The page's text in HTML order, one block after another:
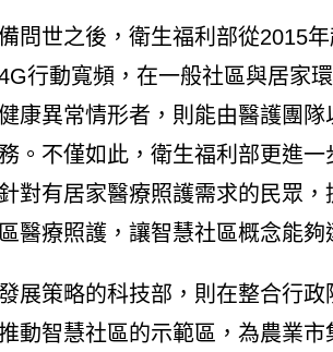
問世之後，衛生福利部從2015
行動寬頻，在一般社區與居家
康異常情形者，則能由醫護團
。不僅如此，衛生福利部更進
對有居家醫療照護需求的民眾
醫療照護，讓智慧社區概念能夠
展策略的科技部，則在整合行
動智慧社區的示範區，為農業